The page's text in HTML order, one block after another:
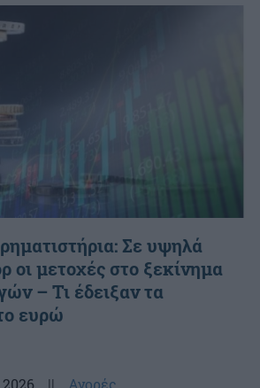
Σε υψηλά
οι μετοχές στο ξεκίνημα
– Τι έδειξαν τα
ευρώ
|| Αγορές